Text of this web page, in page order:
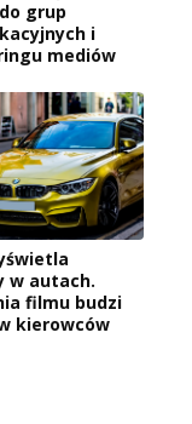
grup
i
mediów
w autach.
filmu budzi
kierowców